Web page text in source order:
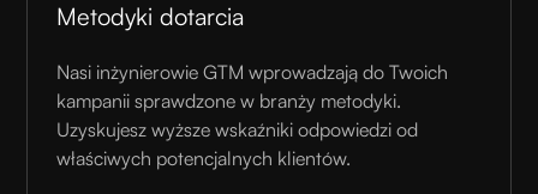
Metodyki dotarcia
Nasi inżynierowie GTM wprowadzają do Twoich
kampanii sprawdzone w branży metodyki.
Uzyskujesz wyższe wskaźniki odpowiedzi od
właściwych potencjalnych klientów.